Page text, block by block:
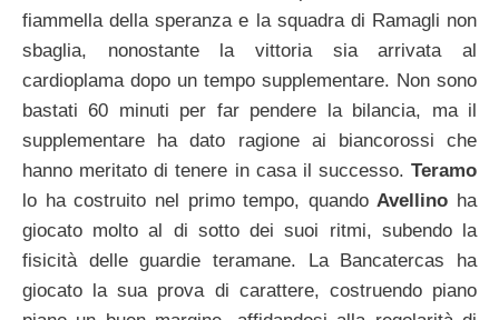
fiammella della speranza e la squadra di Ramagli non
sbaglia, nonostante la vittoria sia arrivata al
cardioplama dopo un tempo supplementare. Non sono
bastati 60 minuti per far pendere la bilancia, ma il
supplementare ha dato ragione ai biancorossi che
hanno meritato di tenere in casa il successo. Teramo
lo ha costruito nel primo tempo, quando Avellino ha
giocato molto al di sotto dei suoi ritmi, subendo la
fisicità delle guardie teramane. La Bancatercas ha
giocato la sua prova di carattere, costruendo piano